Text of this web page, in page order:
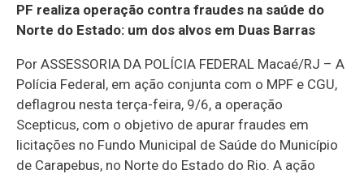
PF realiza operação contra fraudes na saúde do
Norte do Estado: um dos alvos em Duas Barras
Por ASSESSORIA DA POLÍCIA FEDERAL Macaé/RJ – A
Polícia Federal, em ação conjunta com o MPF e CGU,
deflagrou nesta terça-feira, 9/6, a operação
Scepticus, com o objetivo de apurar fraudes em
licitações no Fundo Municipal de Saúde do Município
de Carapebus, no Norte do Estado do Rio. A ação